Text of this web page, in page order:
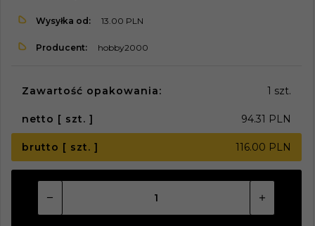
Wysyłka od: 13.00 PLN
Producent: hobby2000
Zawartość opakowania: 1 szt.
netto [ szt. ] 94.31 PLN
brutto [ szt. ] 116.00 PLN